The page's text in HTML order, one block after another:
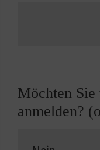
Möchten Sie
anmelden?